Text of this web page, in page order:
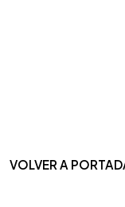
VOLVER A